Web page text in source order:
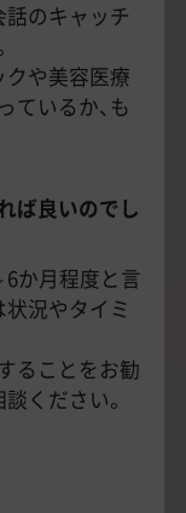
話のキャッチ
クや美容医療
ているか、も
ば良いのでし
か月程度と言
況やタイミ
ることをお勧
ください。